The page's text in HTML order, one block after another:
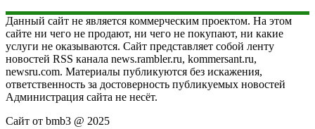
Данный сайт не является коммерческим проектом. На этом
сайте ни чего не продают, ни чего не покупают, ни какие
услуги не оказываются. Сайт представляет собой ленту
новостей RSS канала news.rambler.ru, kommersant.ru,
newsru.com. Материалы публикуются без искажения,
ответственность за достоверность публикуемых новостей
Администрация сайта не несёт.
Сайт от bmb3 @ 2025